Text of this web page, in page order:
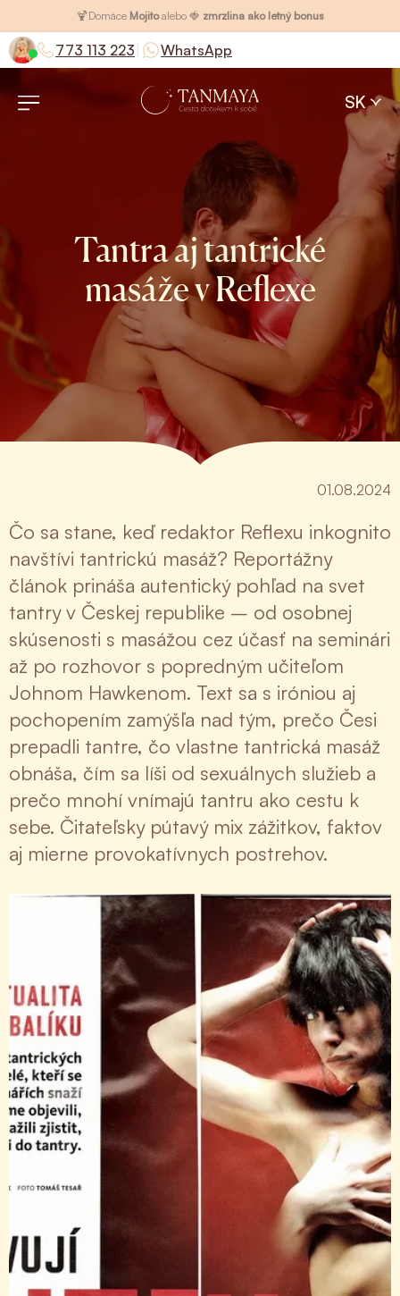
🍹Domáce Mojitoalebo 🍓 zmrzlina ako letný bonus
773 113 223 WhatsApp
SK
Tantra aj tantrické
masáže v Reflexe
01.08.2024
Čo sa stane, keď redaktor Reflexu inkognito
navštívi tantrickú masáž? Reportážny
článok prináša autentický pohľad na svet
tantry v Českej republike – od osobnej
skúsenosti s masážou cez účasť na seminári
až po rozhovor s popredným učiteľom
Johnom Hawkenom. Text sa s iróniou aj
pochopením zamýšľa nad tým, prečo Česi
prepadli tantre, čo vlastne tantrická masáž
obnáša, čím sa líši od sexuálnych služieb a
prečo mnohí vnímajú tantru ako cestu k
sebe. Čitateľsky pútavý mix zážitkov, faktov
aj mierne provokatívnych postrehov.